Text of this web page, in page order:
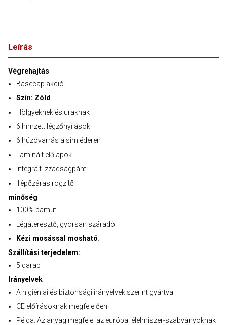
Leírás
Végrehajtás
Basecap akció
Szín: Zöld
Hölgyeknek és uraknak
6 hímzett légzőnyílások
6 húzóvarrás a simléderen
Laminált előlapok
Integrált izzadságpánt
Tépőzáras rögzítő
minőség
100% pamut
Légáteresztő, gyorsan száradó
Kézi mosással mosható
Szállítási terjedelem:
5 darab
Irányelvek
A higiéniai és biztonsági irányelvek szerint gyártva
CE előírásoknak megfelelően
Példa: Az anyag megfelel az európai élelmiszer-szabványoknak